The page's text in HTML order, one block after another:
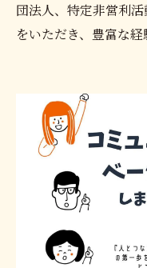
団法人、特定非営利
をいただき、豊富な経